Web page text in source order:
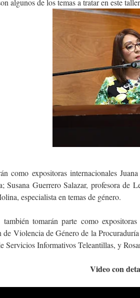
algunos de los temas a tratar en este
como expositoras internacionales
Susana Guerrero Salazar, profesora de
especialista en temas de género.
tomarán parte como
de Violencia de Género de la
Servicios Informativos Teleantillas, y
Video con